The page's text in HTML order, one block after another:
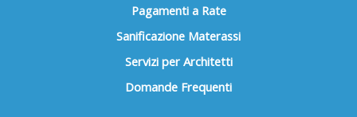
Pagamenti a Rate
Sanificazione Materassi
Servizi per Architetti
Domande Frequenti